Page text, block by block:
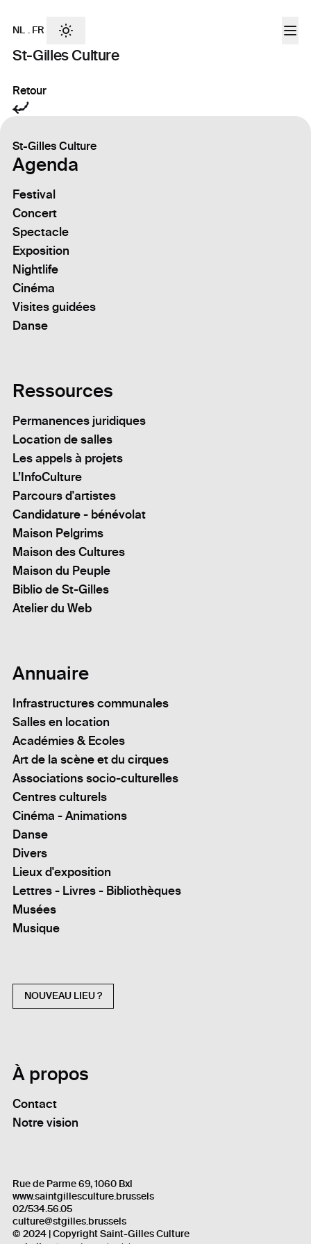
St-Gilles Culture
NL . FR
Retour
St-Gilles Culture
Agenda
Festival
Concert
Spectacle
Exposition
Nightlife
Cinéma
Visites guidées
Danse
Ressources
Permanences juridiques
Location de salles
Les appels à projets
L’InfoCulture
Parcours d'artistes
Candidature - bénévolat
Maison Pelgrims
Maison des Cultures
Maison du Peuple
Biblio de St-Gilles
Atelier du Web
Annuaire
Infrastructures communales
Salles en location
Académies & Ecoles
Art de la scène et du cirques
Associations socio-culturelles
Centres culturels
Cinéma - Animations
Danse
Divers
Lieux d'exposition
Lettres - Livres - Bibliothèques
Musées
Musique
NOUVEAU LIEU ?
À propos
Contact
Notre vision
Rue de Parme 69, 1060 Bxl
www.saintgillesculture.brussels
02/534.56.05
culture@stgilles.brussels
© 2024 | Copyright Saint-Gilles Culture